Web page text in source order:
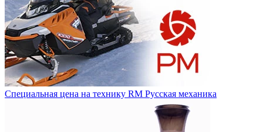
Специальная цена на технику RM Русская механика